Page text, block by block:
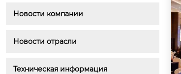
Новости компании
Новости отрасли
Техническая информация